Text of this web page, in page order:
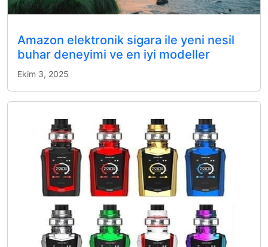
Amazon elektronik sigara ile yeni nesil
buhar deneyimi ve en iyi modeller
Ekim 3, 2025